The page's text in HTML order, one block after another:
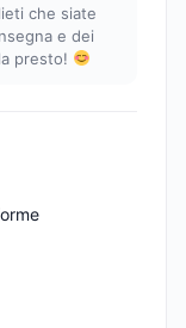
che siate
e dei
presto!